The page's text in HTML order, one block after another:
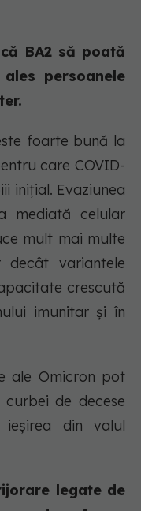
BA2 să poată
persoanele
foarte bună la
care COVID-
inițial. Evaziunea
mediată celular
mult mai multe
decât variantele
crescută
imunitar și în
ale Omicron pot
de decese
din valul
legate de